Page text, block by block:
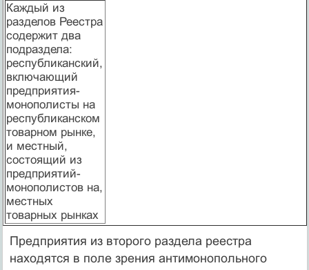
Каждый из
разделов Реестра
содержит два
подраздела:
республиканс­кий,
включающий
предприятия-
монополисты на
республиканском
то­варном рынке,
и местный,
состоящий из
предприятий-
монополистов на,
местных
товарных рынках
Предприятия из второго раздела реестра
находятся в поле зрения антимонопольного